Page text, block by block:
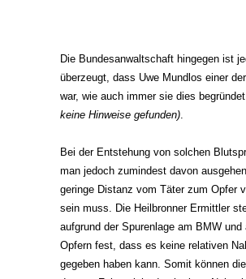
Die Bundesanwaltschaft hingegen ist
überzeugt, dass Uwe Mundlos einer
war, wie auch immer sie dies begründet
keine Hinweise gefunden).
Bei der Entstehung von solchen
man jedoch zumindest davon
geringe Distanz vom Täter zum Opfer
sein muss. Die Heilbronner Ermittler
aufgrund der Spurenlage am BMW und
Opfern fest, dass es keine relativen
gegeben haben kann. Somit können